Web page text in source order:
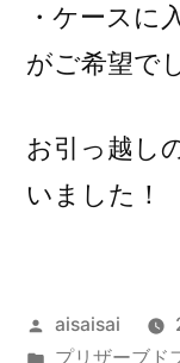
・ケースに
がご希望で
お引っ越し
いました！
投
稿
aisaisai
カ
プリザーブド